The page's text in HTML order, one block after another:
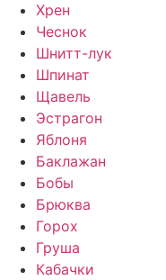
Хрен
Чеснок
Шнитт-лук
Шпинат
Щавель
Эстрагон
Яблоня
Баклажан
Бобы
Брюква
Горох
Груша
Кабачки